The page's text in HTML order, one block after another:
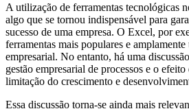
A utilização de ferramentas tecnológicas
algo que se tornou indispensável para
sucesso de uma empresa. O Excel, por
ferramentas mais populares e
empresarial. No entanto, há uma
gestão empresarial de processos e o
limitação do crescimento e
Essa discussão torna-se ainda mais